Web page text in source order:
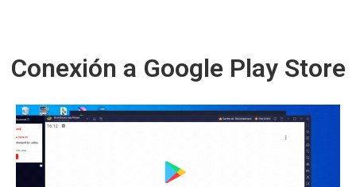
Conexión a Google Play Store